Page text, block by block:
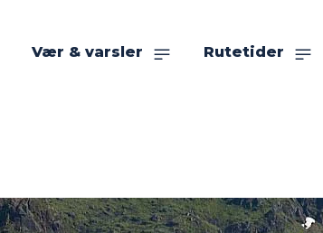
Vær & varsler Rutetider